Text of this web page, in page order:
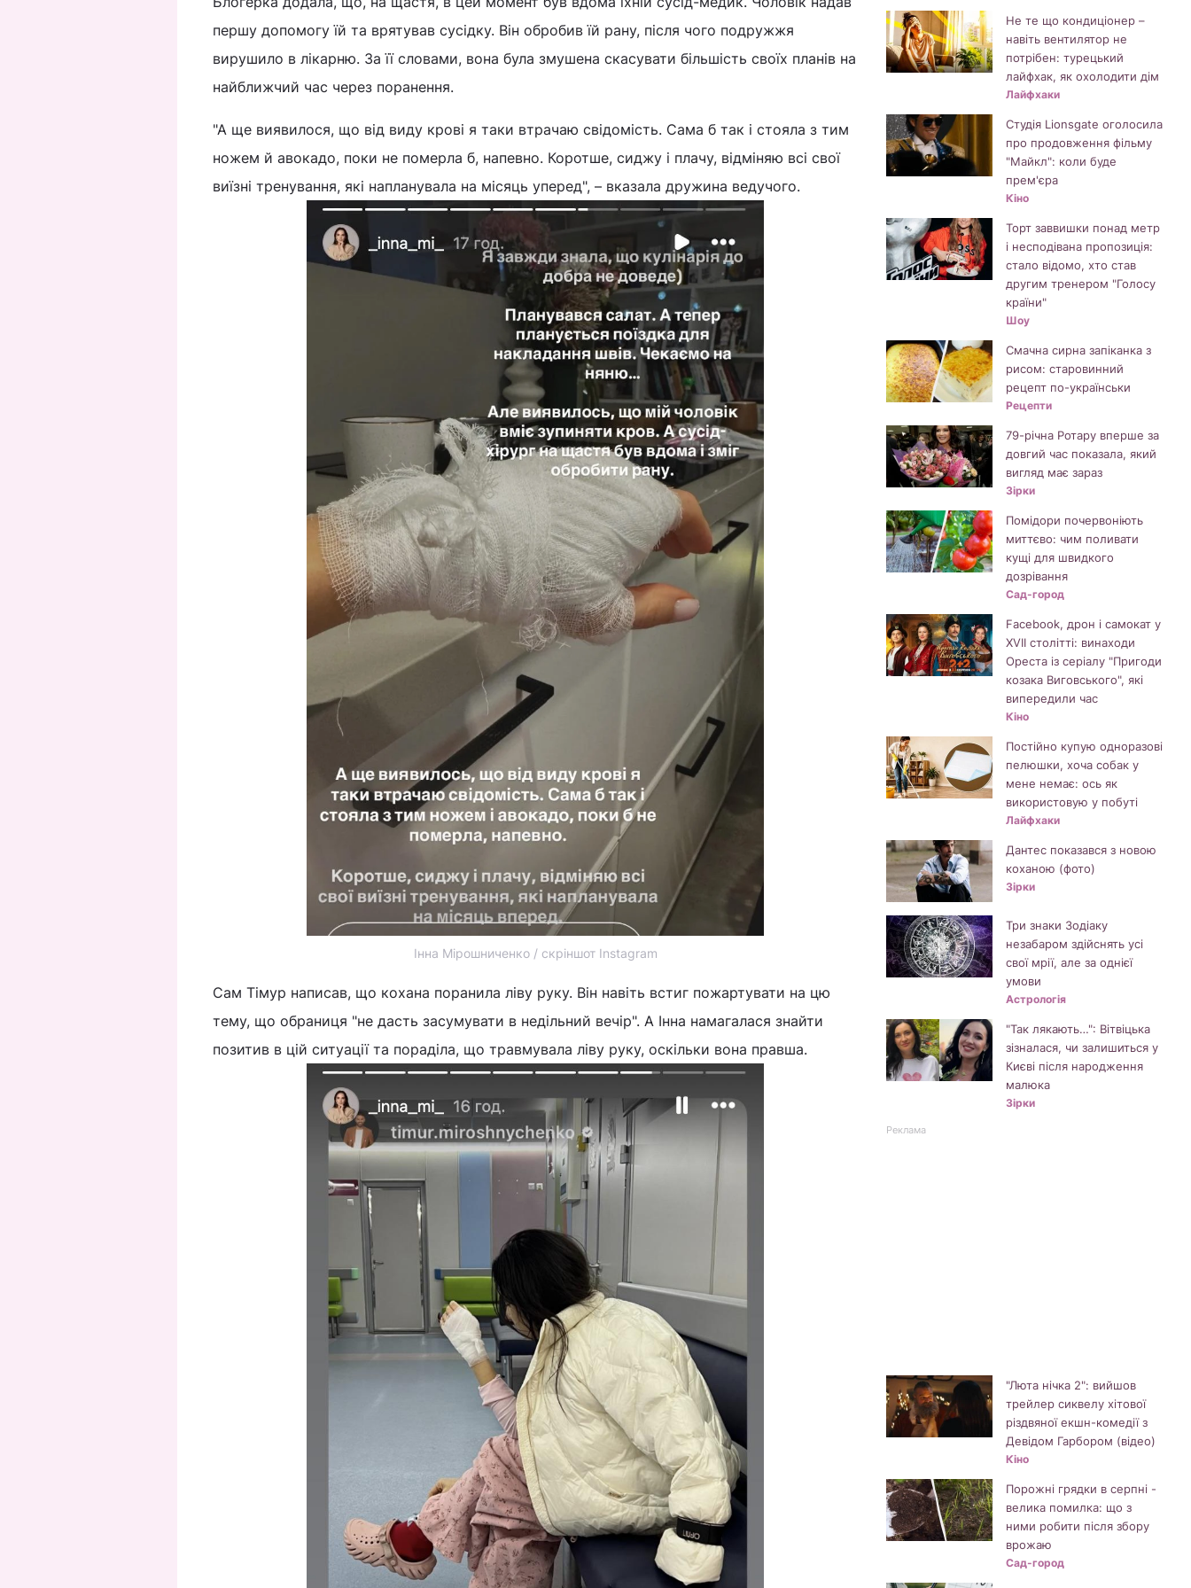
першу допомогу їй та врятував сусідку. Він обробив їй рану, після чого подружжя
вирушило в лікарню. За її словами, вона була змушена скасувати більшість своїх планів на
найближчий час через поранення.
"А ще виявилося, що від виду крові я таки втрачаю свідомість. Сама б так і стояла з тим
ножем й авокадо, поки не померла б, напевно. Коротше, сиджу і плачу, відміняю всі свої
виїзні тренування, які напланувала на місяць уперед", – вказала дружина ведучого.
Інна Мірошниченко / скріншот Instagram
Сам Тімур написав, що кохана поранила ліву руку. Він навіть встиг пожартувати на цю
тему, що обраниця "не дасть засумувати в недільний вечір". А Інна намагалася знайти
позитив в цій ситуації та пораділа, що травмувала ліву руку, оскільки вона правша.
Не те що кондиціонер –
навіть вентилятор не
потрібен: турецький
лайфхак, як охолодити дім
Лайфхаки
Студія Lionsgate оголосила
про продовження фільму
"Майкл": коли буде
прем'єра
Кіно
Торт заввишки понад метр
і несподівана пропозиція:
стало відомо, хто став
другим тренером "Голосу
країни"
Шоу
Смачна сирна запіканка з
рисом: старовинний
рецепт по-українськи
Рецепти
79-річна Ротару вперше за
довгий час показала, який
вигляд має зараз
Зірки
Помідори почервоніють
миттєво: чим поливати
кущі для швидкого
дозрівання
Сад-город
Facebook, дрон і самокат у
XVII столітті: винаходи
Ореста із серіалу "Пригоди
козака Виговського", які
випередили час
Кіно
Постійно купую одноразові
пелюшки, хоча собак у
мене немає: ось як
використовую у побуті
Лайфхаки
Дантес показався з новою
коханою (фото)
Зірки
Три знаки Зодіаку
незабаром здійснять усі
свої мрії, але за однієї
умови
Астрологія
"Так лякають…": Вітвіцька
зізналася, чи залишиться у
Києві після народження
малюка
Зірки
Реклама
"Люта нічка 2": вийшов
трейлер сиквелу хітової
різдвяної екшн-комедії з
Девідом Гарбором (відео)
Кіно
Порожні грядки в серпні -
велика помилка: що з
ними робити після збору
врожаю
Сад-город